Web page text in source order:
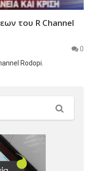
του R Channel
0
Rodopi.
Search